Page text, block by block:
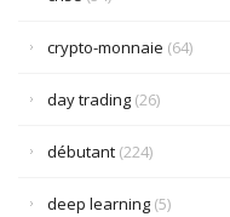
crypto-monnaie (64)
day trading (26)
débutant (224)
deep learning (5)